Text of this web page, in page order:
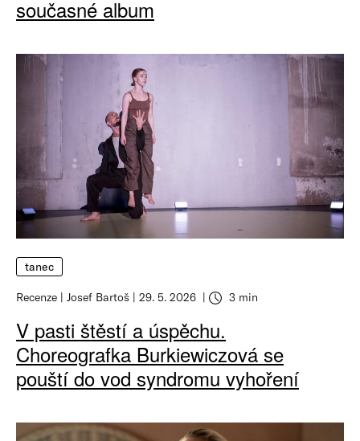
současné album
tanec
Recenze Josef Bartoš 29. 5. 2026 3 min
V pasti štěstí a úspěchu.
Choreografka Burkiewiczová se
pouští do vod syndromu vyhoření